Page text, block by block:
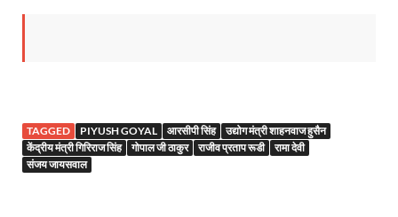
New haryana Industrial Policy: मुख्यमंत्री नायब सिंह
Baster’s New Picture: बस्तर की नई तस्वीर: मैदान में
TAGGED PIYUSH GOYAL आरसीपी सिंह
उद्योग मंत्री शाहनवाज हुसैन
केंद्रीय मंत्री गिरिराज सिंह
गोपाल जी ठाकुर राजीव प्रताप रूडी
रामा देवी
संजय जायसवाल